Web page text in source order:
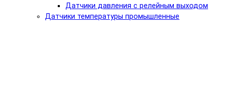
Датчики давления с релейным выходом
Датчики температуры промышленные